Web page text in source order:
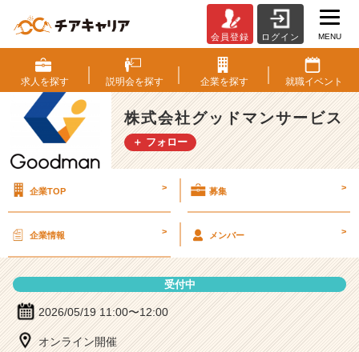
式
会
社
グ
ッ
ド
ー
の
説
明
会
会員登録 ログイン MENU
求人を探す 説明会を探す 企業を探す 就職イベント
株式会社グッドマンサービス
＋ フォロー
企業TOP > 募集 >
企業情報 > メンバー >
受付中
2026/05/19 11:00〜12:00
オンライン開催